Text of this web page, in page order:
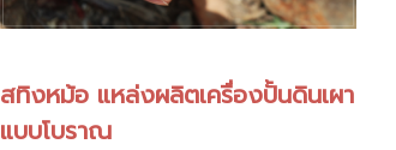
สทิงหม้อ แหล่งผลิตเครื่องปั้นดินเผา
แบบโบราณ